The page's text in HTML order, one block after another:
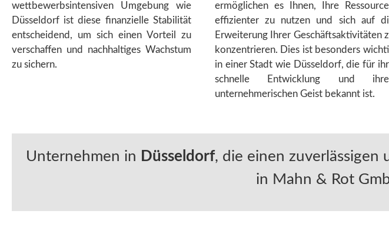
wettbewerbsintensiven Umgebung wie
Düsseldorf ist diese finanzielle Stabilität
entscheidend, um sich einen Vorteil zu
verschaffen und nachhaltiges Wachstum
zu sichern.
ermöglichen es Ihnen, Ihre
effizienter zu nutzen und sich auf
Erweiterung Ihrer Geschäftsaktivitäten
konzentrieren. Dies ist besonders
in einer Stadt wie Düsseldorf, die für
schnelle Entwicklung und
unternehmerischen Geist bekannt ist.
Unternehmen in Düsseldorf, die einen zuverlässigen
in Mahn & Rot